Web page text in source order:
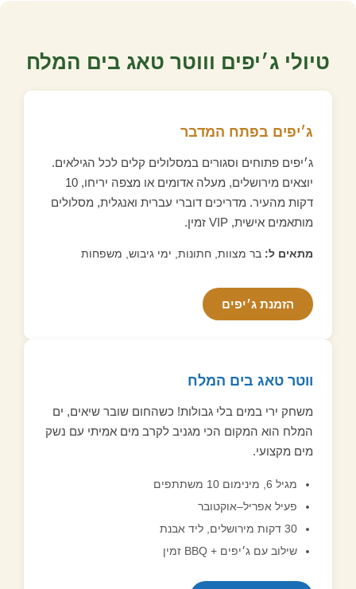
טיולי ג׳יפים וווטר טאג בים המלח
ג׳יפים בפתח המדבר
ג׳יפים פתוחים וסגורים במסלולים קלים לכל הגילאים.
יוצאים מירושלים, מעלה אדומים או מצפה יריחו, 10
דקות מהעיר. מדריכים דוברי עברית ואנגלית, מסלולים
מותאמים אישית, VIP זמין.
מתאים ל: בר מצוות, חתונות, ימי גיבוש, משפחות
הזמנת ג׳יפים
ווטר טאג בים המלח
משחק ירי במים בלי גבולות! כשהחום שובר שיאים, ים
המלח הוא המקום הכי מגניב לקרב מים אמיתי עם נשק
מים מקצועי.
מגיל 6, מינימום 10 משתתפים
פעיל אפריל–אוקטובר
30 דקות מירושלים, ליד אבנת
שילוב עם ג׳יפים + BBQ זמין